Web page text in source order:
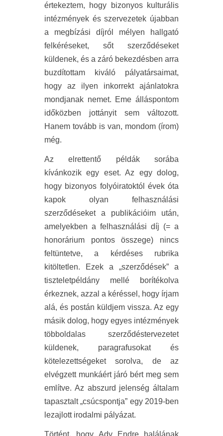
értekeztem, hogy bizonyos kulturális
intézmények és szervezetek újabban
a megbízási díjról mélyen hallgató
felkéréseket, sőt szerződéseket
küldenek, és a záró bekezdésben arra
buzdítottam kiváló pályatársaimat,
hogy az ilyen inkorrekt ajánlatokra
mondjanak nemet. Eme álláspontom
időközben jottányit sem változott.
Hanem tovább is van, mondom (írom)
még.
Az elrettentő példák sorába
kívánkozik egy eset. Az egy dolog,
hogy bizonyos folyóiratoktól évek óta
kapok olyan felhasználási
szerződéseket a publikációim után,
amelyekben a felhasználási díj (= a
honorárium pontos összege) nincs
feltüntetve, a kérdéses rubrika
kitöltetlen. Ezek a „szerződések” a
tiszteletpéldány mellé borítékolva
érkeznek, azzal a kéréssel, hogy írjam
alá, és postán küldjem vissza. Az egy
másik dolog, hogy egyes intézmények
többoldalas szerződéstervezetet
küldenek, paragrafusokat és
kötelezettségeket sorolva, de az
elvégzett munkáért járó bért meg sem
említve. Az abszurd jelenség általam
tapasztalt „csúcspontja” egy 2019-ben
lezajlott irodalmi pályázat.
Történt, hogy Ady Endre halálának